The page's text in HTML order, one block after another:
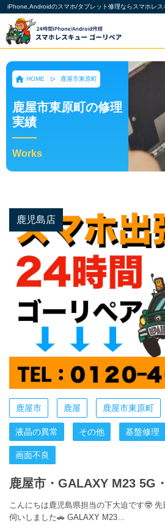
iPhone,Androidのスマホ/タブレット修理ならスマホレス
HOME 鹿屋市東原町
鹿屋市東原町の修理
実績
Works
鹿児島店
鹿屋市 鹿屋 鹿屋市東原町
液晶の異常 その他 基盤修理
画面不良
鹿屋市・GALAXY M23 5G
こんにちは鹿児島県担当の下大迫です🤓
伺いしました🚗 GALAXY M23…